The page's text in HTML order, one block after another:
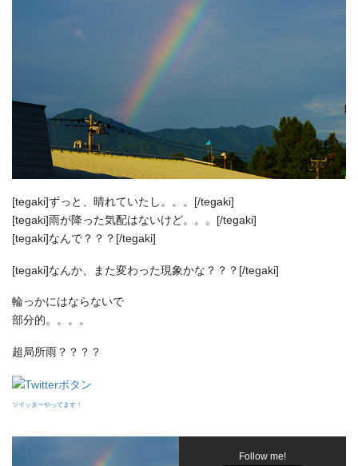
[tegaki]ずっと、晴れていたし。。。[/tegaki]
[tegaki]雨が降った気配はないけど。。。[/tegaki]
[tegaki]なんで？？？[/tegaki]
[tegaki]なんか、また変わった現象かな？？？[/tegaki]
輪っかにはならないで
部分的。。。。
超局所雨？？？？
ツイッターやってます！
Follow me!